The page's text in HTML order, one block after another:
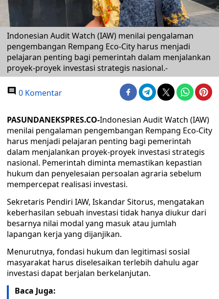
Indonesian Audit Watch (IAW) menilai pengalaman
pengembangan Rempang Eco-City harus menjadi
pelajaran penting bagi pemerintah dalam menjalankan
proyek-proyek investasi strategis nasional.-
0 Komentar
PASUNDANEKSPRES.CO-Indonesian Audit Watch (IAW)
menilai pengalaman pengembangan Rempang Eco-City
harus menjadi pelajaran penting bagi pemerintah
dalam menjalankan proyek-proyek investasi strategis
nasional. Pemerintah diminta memastikan kepastian
hukum dan penyelesaian persoalan agraria sebelum
mempercepat realisasi investasi.
Sekretaris Pendiri IAW, Iskandar Sitorus, mengatakan
keberhasilan sebuah investasi tidak hanya diukur dari
besarnya nilai modal yang masuk atau jumlah
lapangan kerja yang dijanjikan.
Menurutnya, fondasi hukum dan legitimasi sosial
masyarakat harus diselesaikan terlebih dahulu agar
investasi dapat berjalan berkelanjutan.
Baca Juga: